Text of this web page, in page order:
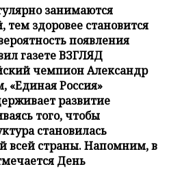
занимаются
тем здоровее становится
появления
газете ВЗГЛЯД
чемпион Александр
«Единая Россия»
развитие
того, чтобы
становилась
всей страны. Напомним, в
День